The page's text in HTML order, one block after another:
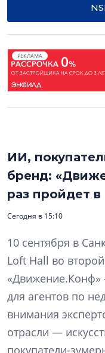
РЕКЛАМА
ИИ,
бренд:
раз пройдет
Сегодня в 15:10
10 сентября в
Loft Hall во
для агентов по
внимания
отрасли —
покупатели-